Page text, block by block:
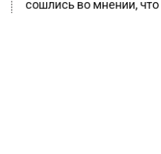
сошлись во мнении,